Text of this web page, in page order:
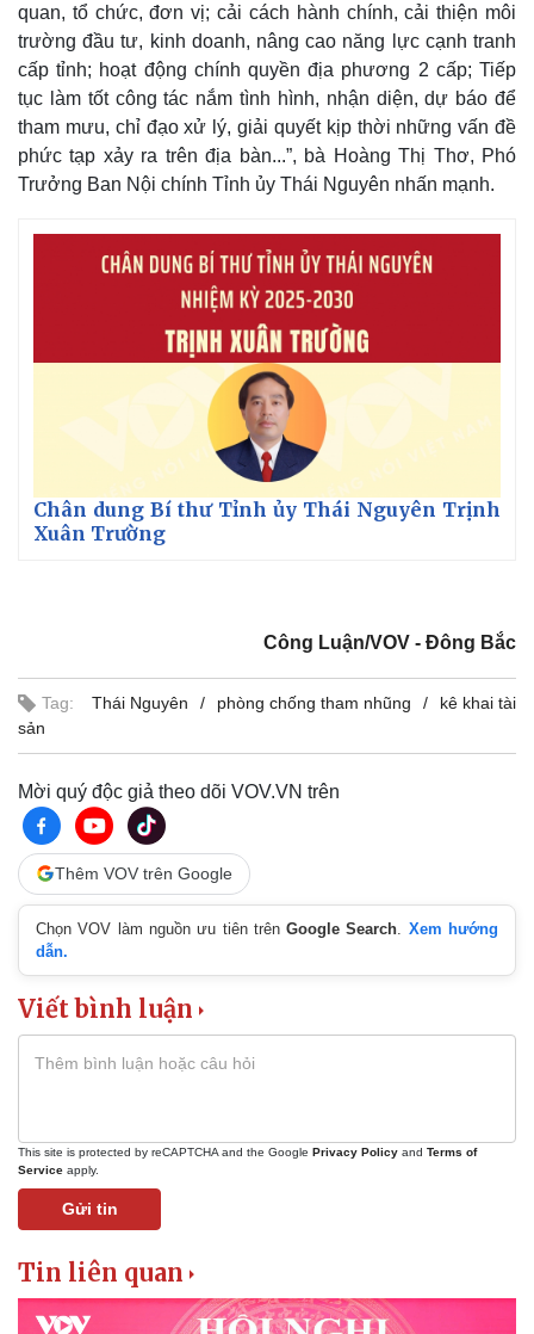
Kinh tế
Bất động sản
Khởi nghiệp
Giá vàng
Tiêu dùng
quan, tổ chức, đơn vị; cải cách hành chính, cải thiện môi
trường đầu tư, kinh doanh, nâng cao năng lực cạnh tranh
cấp tỉnh; hoạt động chính quyền địa phương 2 cấp; Tiếp
tục làm tốt công tác nắm tình hình, nhận diện, dự báo để
tham mưu, chỉ đạo xử lý, giải quyết kịp thời những vấn đề
phức tạp xảy ra trên địa bàn...”, bà Hoàng Thị Thơ, Phó
Trưởng Ban Nội chính Tỉnh ủy Thái Nguyên nhấn mạnh.
Chân dung Bí thư Tỉnh ủy Thái Nguyên Trịnh
Xuân Trường
Công Luận/VOV - Đông Bắc
Tag: Thái Nguyên phòng chống tham nhũng
kê khai tài
sản
Mời quý độc giả theo dõi VOV.VN trên
Thêm VOV trên Google
Chọn VOV làm nguồn ưu tiên trênGoogle Search
Xem hướng
dẫn.
Viết bình luận
This site is protected by reCAPTCHA and the Google Privacy Policy and Terms of
Service apply.
Gửi tin
Tin liên quan